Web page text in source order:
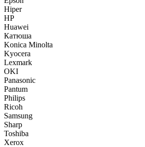
Hiper
HP
Huawei
Катюша
Konica Minolta
Kyocera
Lexmark
OKI
Panasonic
Pantum
Philips
Ricoh
Samsung
Sharp
Toshiba
Xerox